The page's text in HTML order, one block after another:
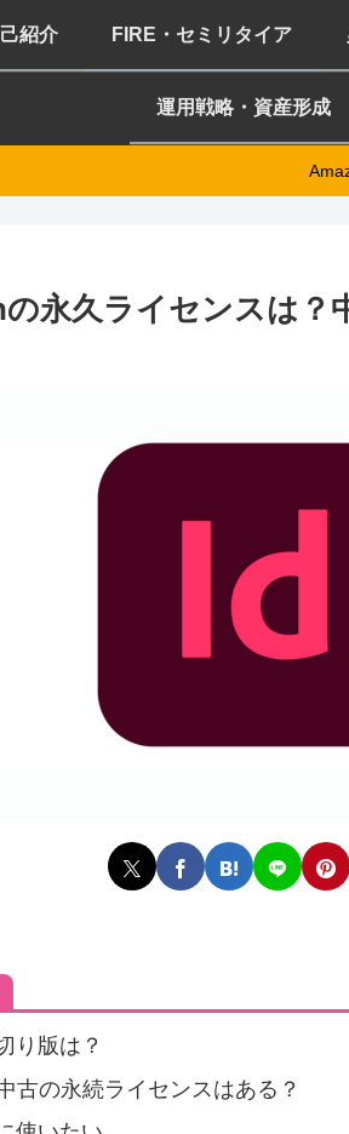
紹介 FIRE・セミリタイア
運用戦略・資産形成
永久ライセンスは？
り版は？
古の永続ライセンスはある？